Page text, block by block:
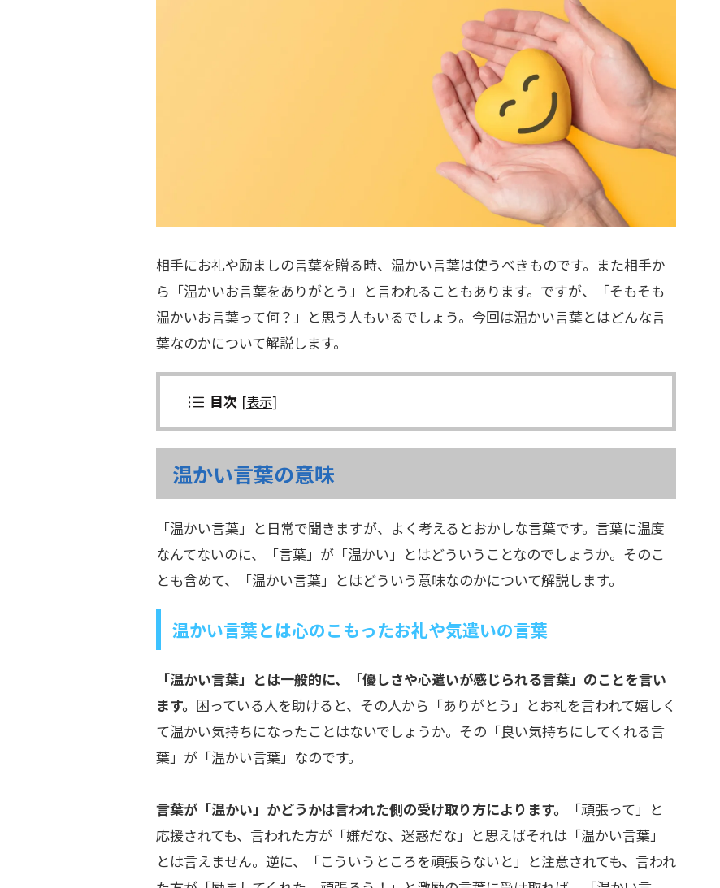
相手にお礼や励ましの言葉を贈る時、温かい言葉は使うべきものです。また相手か
ら「温かいお言葉をありがとう」と言われることもあります。ですが、「そもそも
温かいお言葉って何？」と思う人もいるでしょう。今回は温かい言葉とはどんな言
葉なのかについて解説します。
目次 [表示]
温かい言葉の意味
「温かい言葉」と日常で聞きますが、よく考えるとおかしな言葉です。言葉に温度
なんてないのに、「言葉」が「温かい」とはどういうことなのでしょうか。そのこ
とも含めて、「温かい言葉」とはどういう意味なのかについて解説します。
温かい言葉とは心のこもったお礼や気遣いの言葉
「温かい言葉」とは一般的に、「優しさや心遣いが感じられる言葉」のことを言い
ます。 困っている人を助けると、その人から「ありがとう」とお礼を言われて嬉しく
て温かい気持ちになったことはないでしょうか。その「良い気持ちにしてくれる言
葉」が「温かい言葉」なのです。
言葉が「温かい」かどうかは言われた側の受け取り方によります。
「頑張って」と
応援されても、言われた方が「嫌だな、迷惑だな」と思えばそれは「温かい言葉」
とは言えません。逆に、「こういうところを頑張らないと」と注意されても、言われ